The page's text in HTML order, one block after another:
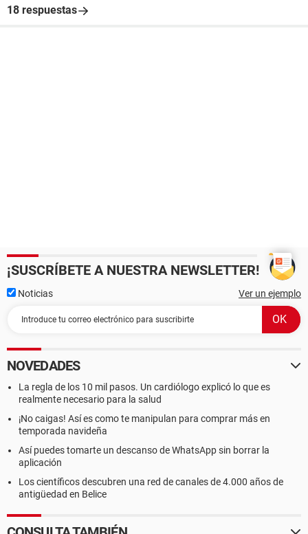
18 respuestas
¡SUSCRÍBETE A NUESTRA NEWSLETTER!
Noticias Ver un ejemplo
NOVEDADES
La regla de los 10 mil pasos. Un cardiólogo explicó lo que es
realmente necesario para la salud
¡No caigas! Así es como te manipulan para comprar más en
temporada navideña
Así puedes tomarte un descanso de WhatsApp sin borrar la
aplicación
Los científicos descubren una red de canales de 4.000 años de
antigüedad en Belice